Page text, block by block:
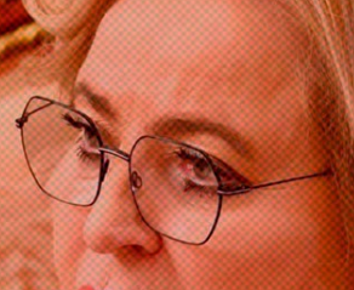
,ДзениVK.
Дзен VK
канцлер хочет дать
на стороне Украины.
что намерен обсудить